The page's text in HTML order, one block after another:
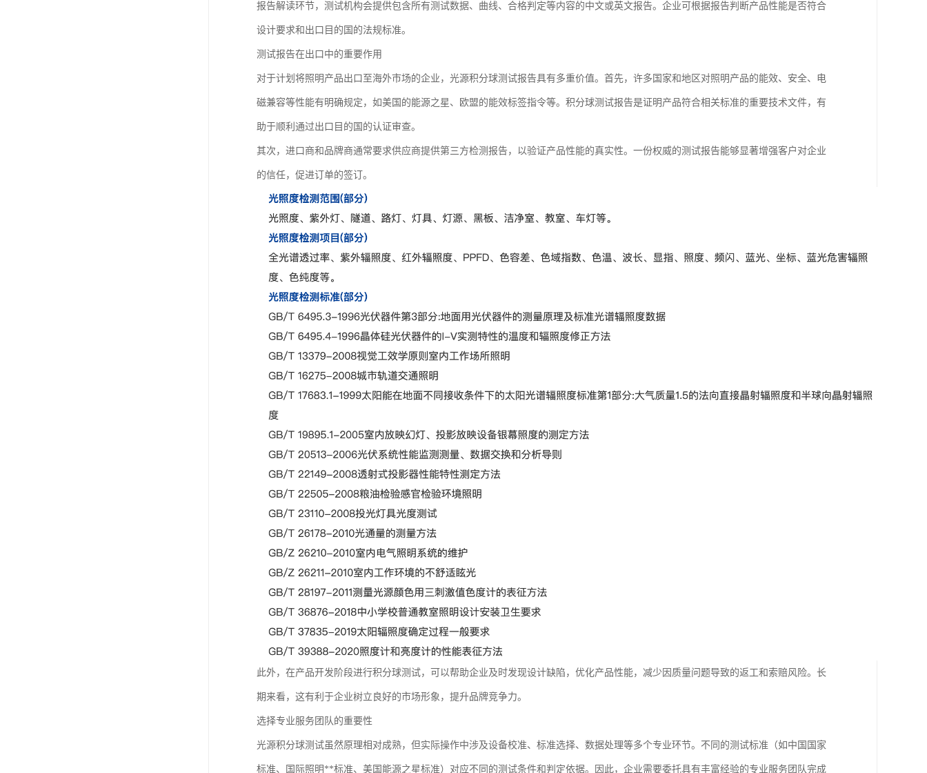
报告解读环节，测试机构会提供包含所有测试数据、曲线、合格判定等内容的中文或英文报告。企业可根据报告判断产品性能是否符合
设计要求和出口目的国的法规标准。
测试报告在出口中的重要作用
对于计划将照明产品出口至海外市场的企业，光源积分球测试报告具有多重价值。首先，许多国家和地区对照明产品的能效、安全、电
磁兼容等性能有明确规定，如美国的能源之星、欧盟的能效标签指令等。积分球测试报告是证明产品符合相关标准的重要技术文件，有
助于顺利通过出口目的国的认证审查。
其次，进口商和品牌商通常要求供应商提供第三方检测报告，以验证产品性能的真实性。一份权威的测试报告能够显著增强客户对企业
的信任，促进订单的签订。
此外，在产品开发阶段进行积分球测试，可以帮助企业及时发现设计缺陷，优化产品性能，减少因质量问题导致的返工和索赔风险。长
期来看，这有利于企业树立良好的市场形象，提升品牌竞争力。
选择专业服务团队的重要性
光源积分球测试虽然原理相对成熟，但实际操作中涉及设备校准、标准选择、数据处理等多个专业环节。不同的测试标准（如中国国家
标准、国际照明**标准、美国能源之星标准）对应不同的测试条件和判定依据。因此，企业需要委托具有丰富经验的专业服务团队完成